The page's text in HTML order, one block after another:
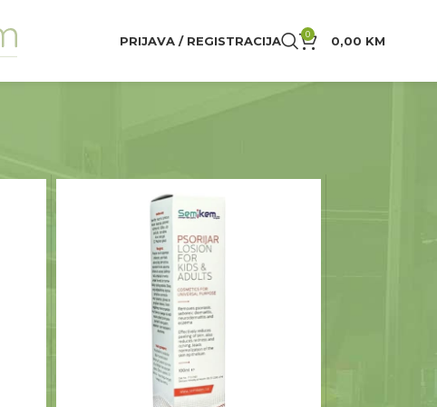
PRIJAVA / REGISTRACIJA 0 0,00 KM